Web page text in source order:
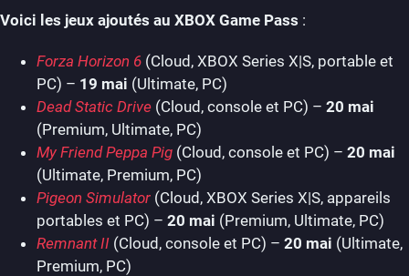
Voici les jeux ajoutés au XBOX Game Pass :
Forza Horizon 6 (Cloud, XBOX Series X|S, portable et
PC) – 19 mai (Ultimate, PC)
Dead Static Drive (Cloud, console et PC) – 20 mai
(Premium, Ultimate, PC)
My Friend Peppa Pig (Cloud, console et PC) – 20 mai
(Ultimate, Premium, PC)
Pigeon Simulator (Cloud, XBOX Series X|S, appareils
portables et PC) – 20 mai (Premium, Ultimate, PC)
Remnant II (Cloud, console et PC) – 20 mai (Ultimate,
Premium, PC)